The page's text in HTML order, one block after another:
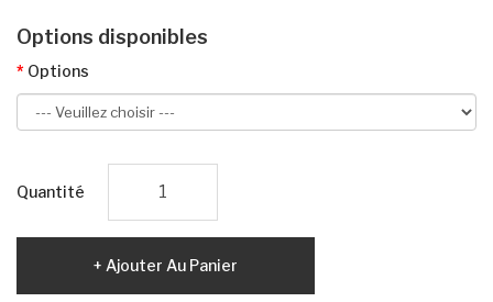
Options disponibles
Options
Quantité
Ajouter Au Panier